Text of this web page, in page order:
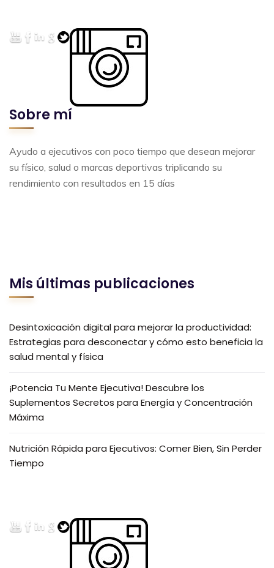
Sobre mí
Ayudo a ejecutivos con poco tiempo que desean mejorar
su físico, salud o marcas deportivas triplicando su
rendimiento con resultados en 15 días
Mis últimas publicaciones
Desintoxicación digital para mejorar la productividad:
Estrategias para desconectar y cómo esto beneficia la
salud mental y física
¡Potencia Tu Mente Ejecutiva! Descubre los
Suplementos Secretos para Energía y Concentración
Máxima
Nutrición Rápida para Ejecutivos: Comer Bien, Sin Perder
Tiempo